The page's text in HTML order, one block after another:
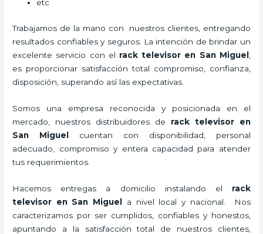
etc
Trabajamos de la mano con nuestros clientes, entregando
resultados confiables y seguros. La intención de brindar un
excelente servicio con el rack televisor en San Miguel
es proporcionar satisfacción total compromiso, confianza,
disposición, superando así las expectativas.
Somos una empresa reconocida y posicionada en el
mercado, nuestros distribuidores de rack televisoren
San Miguel cuentan con disponibilidad, personal
adecuado, compromiso y entera capacidad para atender
tus requerimientos.
Hacemos entregas a domicilio instalando el rack
televisor en San Miguel a nivel local y nacional.
Nos
caracterizamos por ser cumplidos, confiables y honestos,
apuntando a la satisfacción total de nuestros clientes,